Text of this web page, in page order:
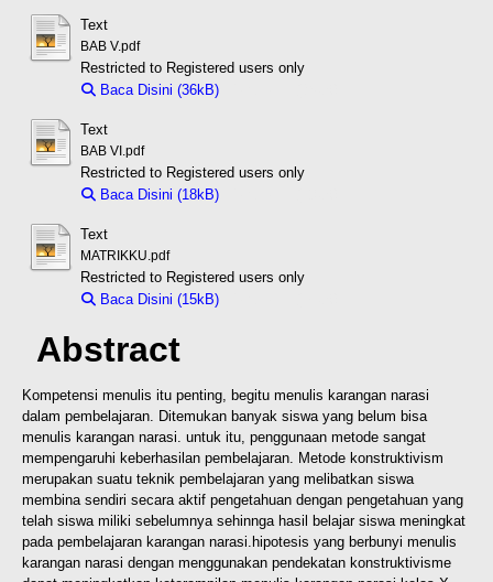
Text
BAB V.pdf
Restricted to Registered users only
Baca Disini (36kB)
Text
BAB VI.pdf
Restricted to Registered users only
Baca Disini (18kB)
Text
MATRIKKU.pdf
Restricted to Registered users only
Baca Disini (15kB)
Abstract
Kompetensi menulis itu penting, begitu menulis karangan narasi
dalam pembelajaran. Ditemukan banyak siswa yang belum bisa
menulis karangan narasi. untuk itu, penggunaan metode sangat
mempengaruhi keberhasilan pembelajaran. Metode konstruktivism
merupakan suatu teknik pembelajaran yang melibatkan siswa
membina sendiri secara aktif pengetahuan dengan pengetahuan yang
telah siswa miliki sebelumnya sehinnga hasil belajar siswa meningkat
pada pembelajaran karangan narasi. hipotesis yang berbunyi menulis
karangan narasi dengan menggunakan pendekatan konstruktivisme